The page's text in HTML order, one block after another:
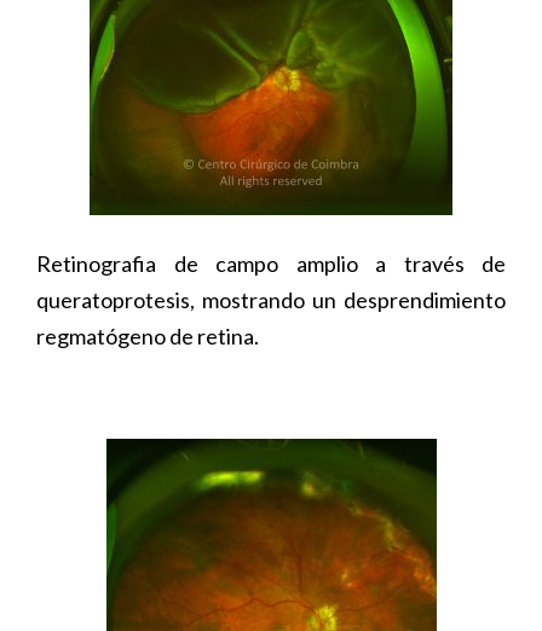
Retinografia de campo amplio a través de
queratoprotesis, mostrando un desprendimiento
regmatógeno de retina.